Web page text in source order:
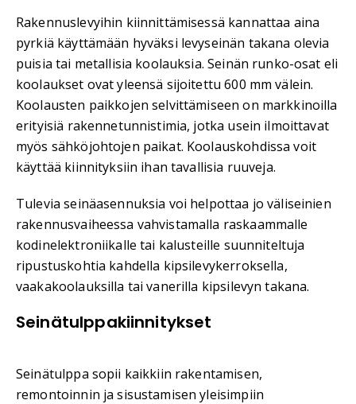
Rakennuslevyihin kiinnittämisessä kannattaa aina
pyrkiä käyttämään hyväksi levyseinän takana olevia
puisia tai metallisia koolauksia. Seinän runko-osat eli
koolaukset ovat yleensä sijoitettu 600 mm välein.
Koolausten paikkojen selvittämiseen on markkinoilla
erityisiä rakennetunnistimia, jotka usein ilmoittavat
myös sähköjohtojen paikat. Koolauskohdissa voit
käyttää kiinnityksiin ihan tavallisia ruuveja.
Tulevia seinäasennuksia voi helpottaa jo väliseinien
rakennusvaiheessa vahvistamalla raskaammalle
kodinelektroniikalle tai kalusteille suunniteltuja
ripustuskohtia kahdella kipsilevykerroksella,
vaakakoolauksilla tai vanerilla kipsilevyn takana.
Seinätulppakiinnitykset
Seinätulppa sopii kaikkiin rakentamisen,
remontoinnin ja sisustamisen yleisimpiin